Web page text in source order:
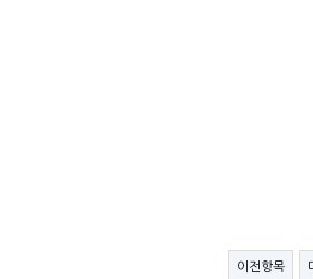
이전항목